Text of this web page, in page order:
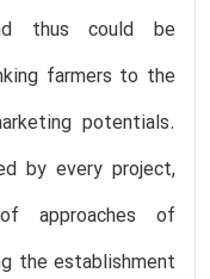
thus could be
farmers to the
potentials.
by every project,
approaches of
the establishment